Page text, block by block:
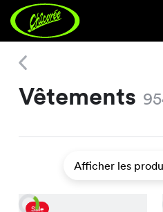
Vêtements
Afficher les
Sale